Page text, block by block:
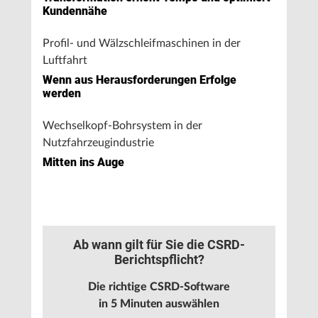
Kundennähe
Profil- und Wälzschleifmaschinen in der
Luftfahrt
Wenn aus Herausforderungen Erfolge
werden
Wechselkopf-Bohrsystem in der
Nutzfahrzeugindustrie
Mitten ins Auge
Ab wann gilt für Sie die CSRD-
Berichtspflicht?
Die richtige CSRD-Software
in 5 Minuten auswählen